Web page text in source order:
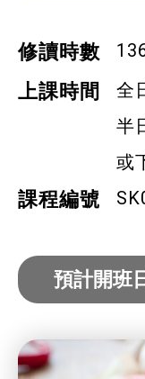
ERB服務點
ERB資訊
社企項目
特別服務項
最新消息
修讀時數
上課時間
全
半
或
課程編號
預計開班